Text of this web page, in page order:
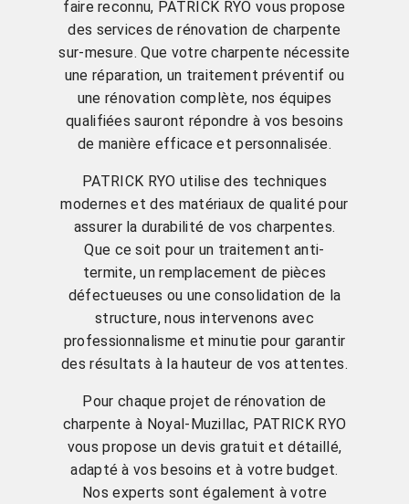
faire reconnu, PATRICK RYO vous propose
des services de rénovation de charpente
sur-mesure. Que votre charpente nécessite
une réparation, un traitement préventif ou
une rénovation complète, nos équipes
qualifiées sauront répondre à vos besoins
de manière efficace et personnalisée.
PATRICK RYO utilise des techniques
modernes et des matériaux de qualité pour
assurer la durabilité de vos charpentes.
Que ce soit pour un traitement anti-
termite, un remplacement de pièces
défectueuses ou une consolidation de la
structure, nous intervenons avec
professionnalisme et minutie pour garantir
des résultats à la hauteur de vos attentes.
Pour chaque projet de rénovation de
charpente à Noyal-Muzillac, PATRICK RYO
vous propose un devis gratuit et détaillé,
adapté à vos besoins et à votre budget.
Nos experts sont également à votre